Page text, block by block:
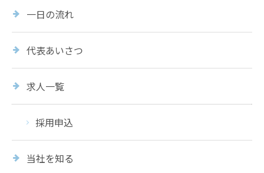
一日の流れ
代表あいさつ
求人一覧
採用申込
当社を知る